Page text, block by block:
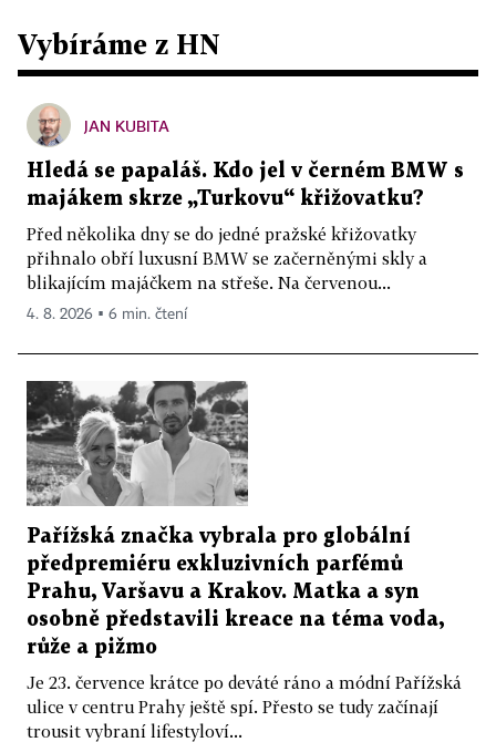
Vybíráme z HN
JAN KUBITA
Hledá se papaláš. Kdo jel v černém BMW s
majákem skrze „Turkovu“ křižovatku?
Před několika dny se do jedné pražské křižovatky
přihnalo obří luxusní BMW se začerněnými skly a
blikajícím majáčkem na střeše. Na červenou...
4. 8. 2026 ▪ 6 min. čtení
Pařížská značka vybrala pro globální
předpremiéru exkluzivních parfémů
Prahu, Varšavu a Krakov. Matka a syn
osobně představili kreace na téma voda,
růže a pižmo
Je 23. července krátce po deváté ráno a módní Pařížská
ulice v centru Prahy ještě spí. Přesto se tudy začínají
trousit vybraní lifestyloví...